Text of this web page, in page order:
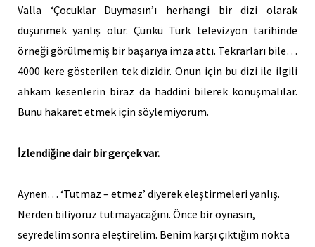
Valla ‘Çocuklar Duymasın’ı herhangi bir dizi olarak
düşünmek yanlış olur. Çünkü Türk televizyon tarihinde
örneği görülmemiş bir başarıya imza attı. Tekrarları bile…
4000 kere gösterilen tek dizidir. Onun için bu dizi ile ilgili
ahkam kesenlerin biraz da haddini bilerek konuşmalılar.
Bunu hakaret etmek için söylemiyorum.
İzlendiğine dair bir gerçek var.
Aynen… ‘Tutmaz – etmez’ diyerek eleştirmeleri yanlış.
Nerden biliyoruz tutmayacağını. Önce bir oynasın,
seyredelim sonra eleştirelim. Benim karşı çıktığım nokta